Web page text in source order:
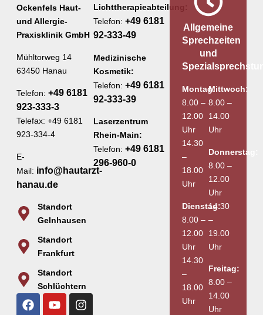
Ockenfels Haut-
und Allergie-
Praxisklinik GmbH
Mühltorweg 14
63450 Hanau
Telefon: +49 6181
923-333-3
Telefax: +49 6181
923-334-4
E-
Mail: info@hautarzt-
hanau.de
Standort
Gelnhausen
Standort
Frankfurt
Standort
Schlüchtern
Lichttherapieabteilung:
Telefon: +49 6181
92-333-49
Medizinische
Kosmetik:
Telefon: +49 6181
92-333-39
Laserzentrum
Rhein-Main:
Telefon: +49 6181
296-960-0
Allgemeine
Sprechzeiten
und
Montag:
8.00 –
12.00
Uhr
14.30
–
18.00
Uhr
Dienstag:
8.00 –
12.00
Uhr
14.30
–
18.00
Uhr
Mittwoch:
8.00 –
14.00
Uhr
Donnerstag:
8.00 –
12.00
Uhr
14.30
–
19.00
Uhr
Freitag:
8.00 –
14.00
Uhr